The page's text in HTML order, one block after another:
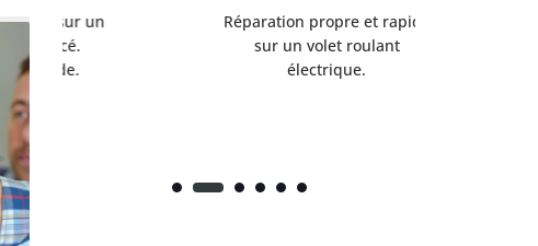
Réparation propre et rapide
sur un volet roulant